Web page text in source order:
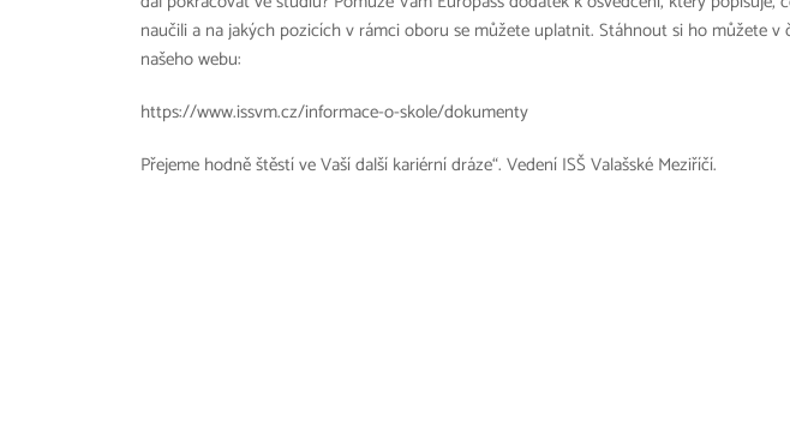
naučili a na jakých pozicích v rámci oboru se můžete uplatnit. Stáhnout si ho můžete v
našeho webu:
https://www.issvm.cz/informace-o-skole/dokumenty
Přejeme hodně štěstí ve Vaší další kariérní dráze“. Vedení ISŠ Valašské Meziříčí.